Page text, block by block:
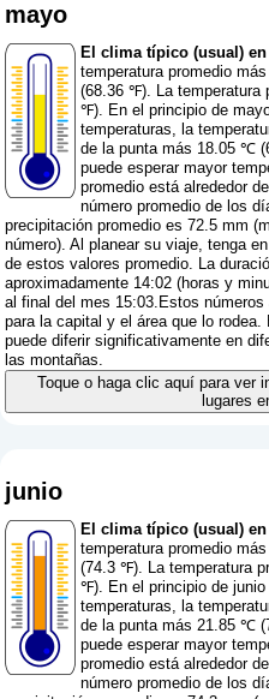
mayo
El clima típico (usual)
temperatura promedio
(68.36 ℉). La
℉). En el principio de
temperaturas, la
de la punta más 18.05 ℃
puede esperar mayor
promedio está alrededor
número promedio de los
precipitación promedio es 72.5 mm (
número). Al planear su viaje, tenga
de estos valores promedio. La
aproximadamente 14:02 (horas y
al final del mes 15:03.Estos
para la capital y el área que lo
puede diferir significativamente en
las montañas.
Toque o haga clic aquí para ver
lugares
junio
El clima típico (usual)
temperatura promedio
(74.3 ℉). La temperatura
℉). En el principio de
temperaturas, la
de la punta más 21.85 ℃
puede esperar mayor
promedio está alrededor
número promedio de los